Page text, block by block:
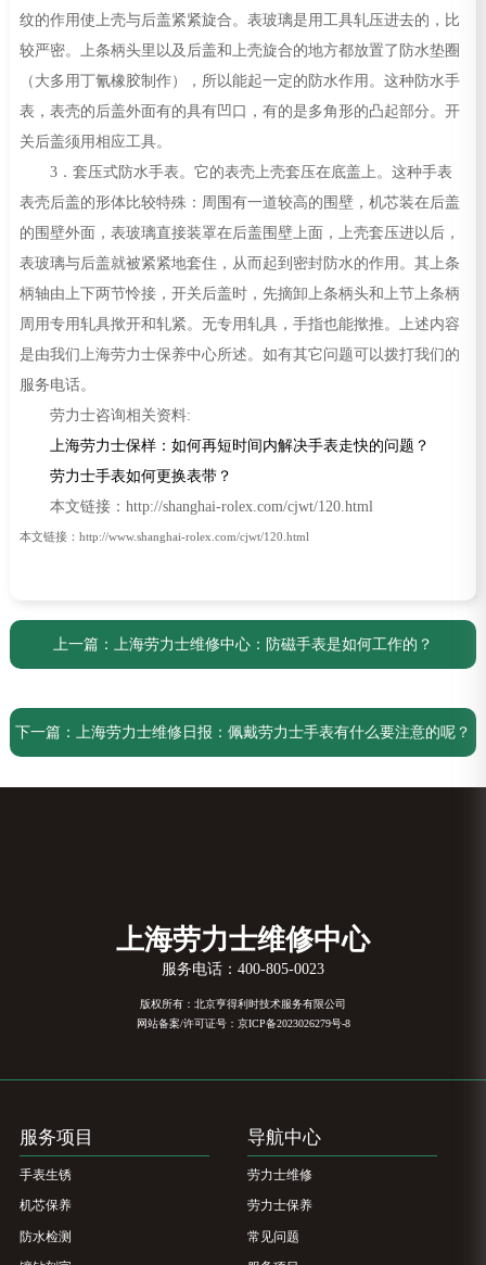
纹的作用使上壳与后盖紧紧旋合。表玻璃是用工具轧压进去的，比
较严密。上条柄头里以及后盖和上壳旋合的地方都放置了防水垫圈
（大多用丁氰橡胶制作），所以能起一定的防水作用。这种防水手
表，表壳的后盖外面有的具有凹口，有的是多角形的凸起部分。开
关后盖须用相应工具。
3．套压式防水手表。它的表壳上壳套压在底盖上。这种手表
表壳后盖的形体比较特殊：周围有一道较高的围壁，机芯装在后盖
的围壁外面，表玻璃直接装罩在后盖围壁上面，上壳套压进以后，
表玻璃与后盖就被紧紧地套住，从而起到密封防水的作用。其上条
柄轴由上下两节怜接，开关后盖时，先摘卸上条柄头和上节上条柄
周用专用轧具揿开和轧紧。无专用轧具，手指也能揿推。上述内容
是由我们上海劳力士保养中心所述。如有其它问题可以拨打我们的
服务电话。
劳力士咨询相关资料:
上海劳力士保样：如何再短时间内解决手表走快的问题？
劳力士手表如何更换表带？
本文链接：http://shanghai-rolex.com/cjwt/120.html
本文链接：http://www.shanghai-rolex.com/cjwt/120.html
上一篇： 上海劳力士维修中心：防磁手表是如何工作的？
下一篇： 上海劳力士维修日报：佩戴劳力士手表有什么要注意的呢？
上海劳力士维修中心
服务电话： 400-805-0023
版权所有：北京亨得利时技术服务有限公司
网站备案/许可证号：京ICP备2023026279号-8
服务项目
手表生锈
机芯保养
防水检测
导航中心
劳力士维修
劳力士保养
常见问题